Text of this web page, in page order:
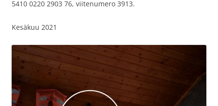
5410 0220 2903 76, viitenumero 3913.
Kesäkuu 2021